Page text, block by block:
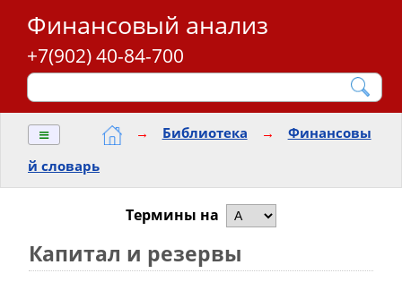
Финансовый анализ
+7(902) 40-84-700
≡ → Библиотека →
Финансовы
й словарь
Термины на
Капитал и резервы